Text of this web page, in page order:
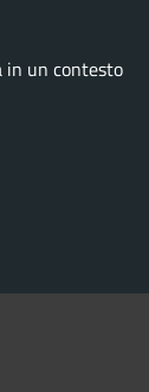
in un contesto